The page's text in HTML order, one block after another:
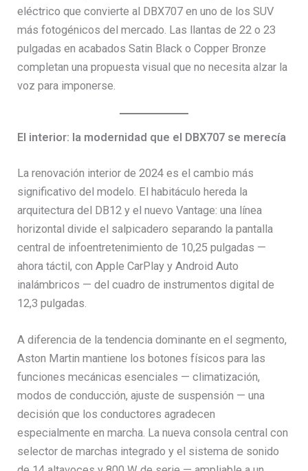
eléctrico que convierte al DBX707 en uno de los SUV
más fotogénicos del mercado. Las llantas de 22 o 23
pulgadas en acabados Satin Black o Copper Bronze
completan una propuesta visual que no necesita alzar la
voz para imponerse.
El interior: la modernidad que el DBX707 se merecía
La renovación interior de 2024 es el cambio más
significativo del modelo. El habitáculo hereda la
arquitectura del DB12 y el nuevo Vantage: una línea
horizontal divide el salpicadero separando la pantalla
central de infoentretenimiento de 10,25 pulgadas —
ahora táctil, con Apple CarPlay y Android Auto
inalámbricos — del cuadro de instrumentos digital de
12,3 pulgadas.
A diferencia de la tendencia dominante en el segmento,
Aston Martin mantiene los botones físicos para las
funciones mecánicas esenciales — climatización,
modos de conducción, ajuste de suspensión — una
decisión que los conductores agradecen
especialmente en marcha. La nueva consola central con
selector de marchas integrado y el sistema de sonido